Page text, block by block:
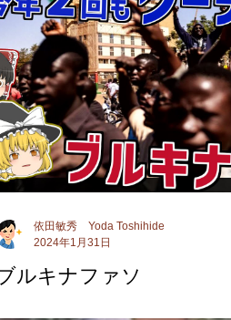
ルキナファソ
依田敏秀 Yoda Toshihide
2024年1月31日